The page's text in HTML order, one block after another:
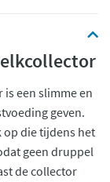
een slimme en
geven.
op die tijdens het
geen druppel
de collector